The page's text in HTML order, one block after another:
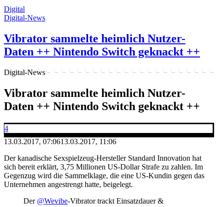
Digital
Digital-News
Vibrator sammelte heimlich Nutzer-
Daten ++ Nintendo Switch geknackt ++
Digital-News
Vibrator sammelte heimlich Nutzer-
Daten ++ Nintendo Switch geknackt ++
4
13.03.2017, 07:0613.03.2017, 11:06
Der kanadische Sexspielzeug-Hersteller Standard Innovation hat
sich bereit erklärt, 3,75 Millionen US-Dollar Strafe zu zahlen. Im
Gegenzug wird die Sammelklage, die eine US-Kundin gegen das
Unternehmen angestrengt hatte, beigelegt.
Der @Wevibe-Vibrator trackt Einsatzdauer &